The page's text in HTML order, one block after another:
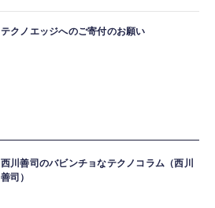
テクノエッジへのご寄付のお願い
西川善司のバビンチョなテクノコラム（西川
善司）